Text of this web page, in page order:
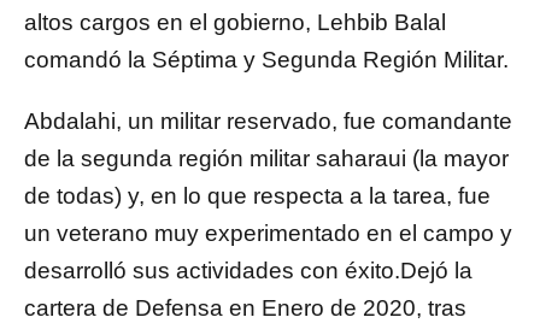
altos cargos en el gobierno, Lehbib Balal
comandó la Séptima y Segunda Región Militar.
Abdalahi, un militar reservado, fue comandante
de la segunda región militar saharaui (la mayor
de todas) y, en lo que respecta a la tarea, fue
un veterano muy experimentado en el campo y
desarrolló sus actividades con éxito.Dejó la
cartera de Defensa en Enero de 2020, tras